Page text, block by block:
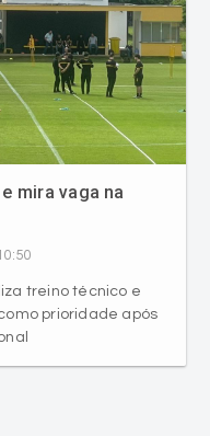
mira vaga na
treino técnico e
prioridade após